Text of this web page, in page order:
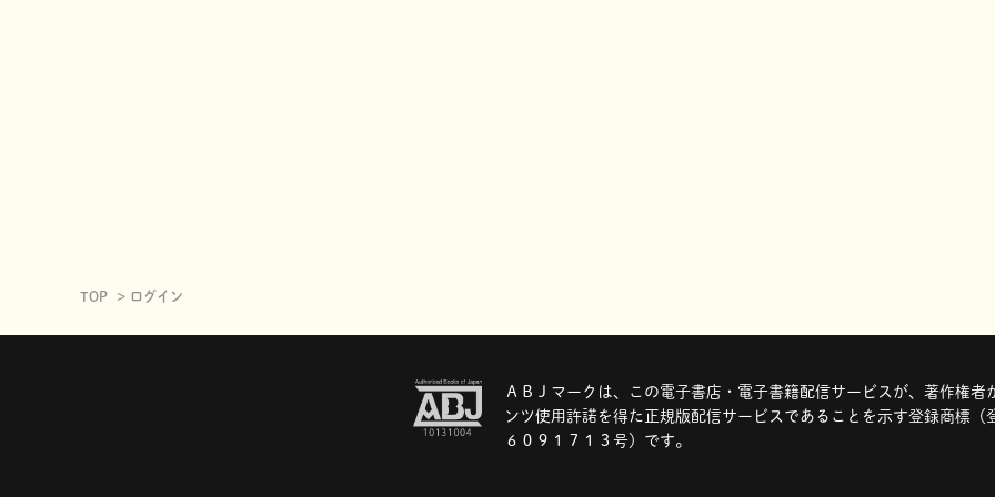
TOP ログイン
ＡＢＪマークは、この電子書店・電子書籍配信サービスが、著作権者
ンツ使用許諾を得た正規版配信サービスであることを示す登録商標（
６０９１７１３号）です。